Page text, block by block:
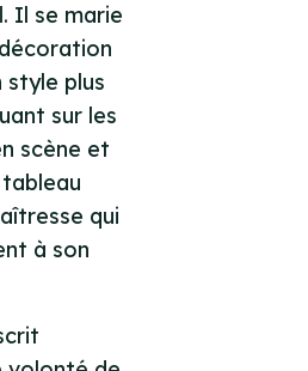
Il se marie
style plus
sur les
scène et
qui
à son